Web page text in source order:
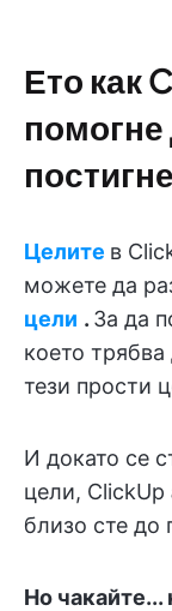
Ето как
помогне
Целите в
можете да
цели . За да
което трябва
тези прости
И докато се
цели, ClickUp
близо сте до
Но чакайте...